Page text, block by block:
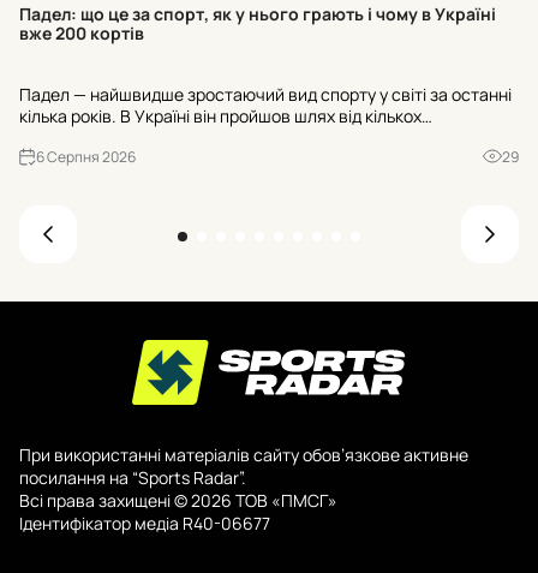
Падел: що це за спорт, як у нього грають і чому в Україні
вже 200 кортів
Падел — найшвидше зростаючий вид спорту у світі за останні
кілька років. В Україні він пройшов шлях від кількох
до кінця 2026 року їхня кількість має перевищити триста. Р...
6 Серпня 2026 29
При використанні матеріалів сайту обов’язкове активне
посилання на “Sports Radar”.
Всі права захищені © 2026 ТОВ «ПМСГ»
Ідентифікатор медіа R40-06677